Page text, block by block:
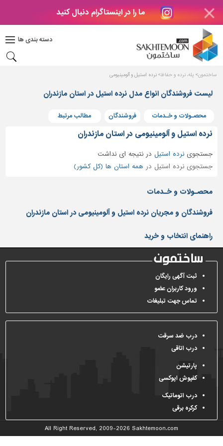
ما را در اینستاگرام دنبال کنید
دسته بندی ها
دکوراسیون
بتن
های
بتنی
و
پنجره
ساختمانی
نرده
و
حفاظ
کفپوش
و
سنگ
سرویس
بهداشتی
ابزار،یراق
و
آلات
برقی،روشنایی،ایمنی
محوطه
سازی
و
نما
ساخت
ساختمون پله، نرده و حفاظ نرده استیل و آلومینیومی
لیست فروشندگان انواع مدل نرده استیل در استان مازندران
محصـولات و خـدمات فروشندگان مطالب مرتبط
نرده استیل و آلومینیومی در استان مازندران
جستجوینرده استیل درنتیجه ای نداشت
جستجوی نرده استیل در همه استان ها (کل کشور)
محصـولات و خـدمات
فروشندگان و مجریان نرده استیل و آلومینیومی در استان مازندران
راهنمای انتخاب و خرید
ثبت آگهی رایگان
ورود کاربران عضو
تماس جهت تبلیغات
درب ضد سرقت
درب اتاقی
پارتیشن
کفپوش اپوکسی
درب اتوماتیک
کرکره برقی
All Right Reserved, 2009-2026 Sakhtemoon.com